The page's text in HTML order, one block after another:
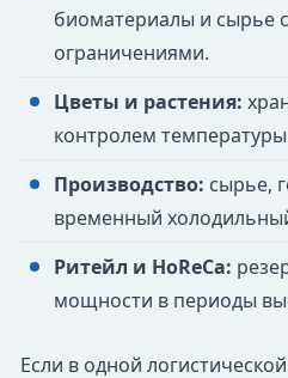
биоматериалы и сырье
ограничениями.
Цветы и растения:
контролем
Производство: сырье,
временный
Ритейл и HoReCa:
мощности в периоды
Если в одной